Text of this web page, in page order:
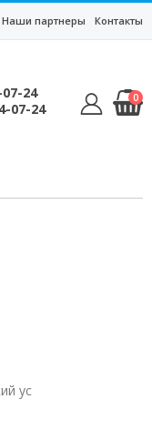
Наши партнеры Контакты
24
07-24
0
ус